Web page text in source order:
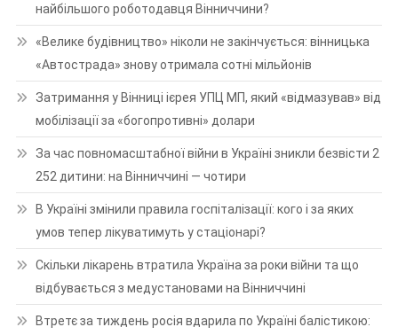
найбільшого роботодавця Вінниччини?
«Велике будівництво» ніколи не закінчується: вінницька
«Автострада» знову отримала сотні мільйонів
Затримання у Вінниці ієрея УПЦ МП, який «відмазував» від
мобілізації за «богопротивні» долари
За час повномасштабної війни в Україні зникли безвісти 2
252 дитини: на Вінниччині — чотири
В Україні змінили правила госпіталізації: кого і за яких
умов тепер лікуватимуть у стаціонарі?
Скільки лікарень втратила Україна за роки війни та що
відбувається з медустановами на Вінниччині
Втретє за тиждень росія вдарила по Україні балістикою: